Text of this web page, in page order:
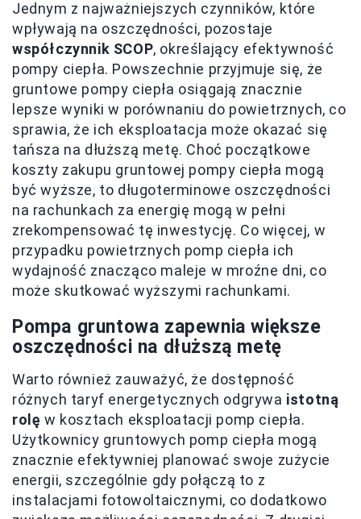
Jednym z najważniejszych czynników, które
wpływają na oszczędności, pozostaje
współczynnik SCOP, określający efektywność
pompy ciepła. Powszechnie przyjmuje się, że
gruntowe pompy ciepła osiągają znacznie
lepsze wyniki w porównaniu do powietrznych, co
sprawia, że ich eksploatacja może okazać się
tańsza na dłuższą metę. Choć początkowe
koszty zakupu gruntowej pompy ciepła mogą
być wyższe, to długoterminowe oszczędności
na rachunkach za energię mogą w pełni
zrekompensować tę inwestycję. Co więcej, w
przypadku powietrznych pomp ciepła ich
wydajność znacząco maleje w mroźne dni, co
może skutkować wyższymi rachunkami.
Pompa gruntowa zapewnia większe
oszczędności na dłuższą metę
Warto również zauważyć, że dostępność
różnych taryf energetycznych odgrywa istotną
rolę w kosztach eksploatacji pomp ciepła.
Użytkownicy gruntowych pomp ciepła mogą
znacznie efektywniej planować swoje zużycie
energii, szczególnie gdy połączą to z
instalacjami fotowoltaicznymi, co dodatkowo